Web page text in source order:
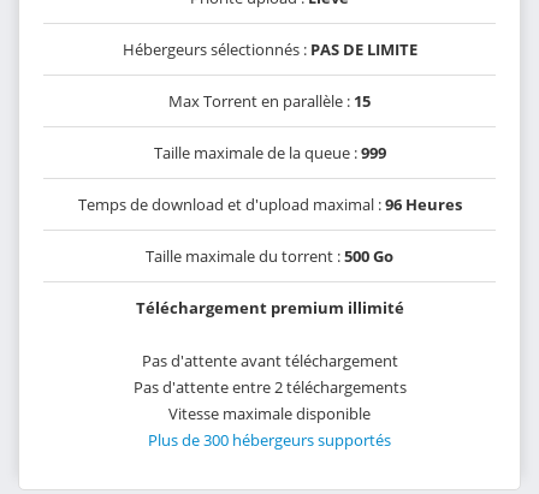
Hébergeurs sélectionnés : PAS DE LIMITE
Max Torrent en parallèle : 15
Taille maximale de la queue :999
Temps de download et d'upload maximal :96 Heures
Taille maximale du torrent :500 Go
Téléchargement premium illimité
Pas d'attente avant téléchargement
Pas d'attente entre 2 téléchargements
Vitesse maximale disponible
Plus de 300 hébergeurs supportés